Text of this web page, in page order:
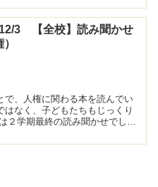
3 【全校】読み聞かせ
で、人権に関わる本を読んでい
なく、子どもたちもじっくり